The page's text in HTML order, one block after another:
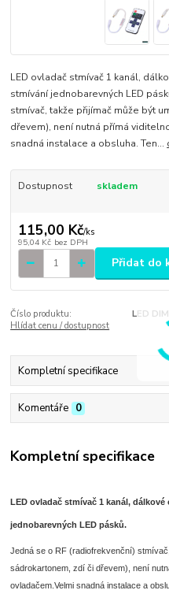
LED ovladač stmívač 1 kanál,
stmívání jednobarevných LED
stmívač, takže přijímač může být
dřevem), není nutná přímá
snadná instalace a obsluha. Ten...
Dostupnost skladem
115,00 Kč/ks
95,04 Kč bez DPH
Přidat do
Číslo produktu:
LED
Hlídat cenu / dostupnost
Kompletní specifikace
Komentáře 0
Kompletní specifikace
LED ovladač stmívač 1 kanál,
jednobarevných LED pásků.
Jedná se o RF (radiofrekvenční)
sádrokartonem, zdí či dřevem), není
ovladačem.Velmi snadná instalace a